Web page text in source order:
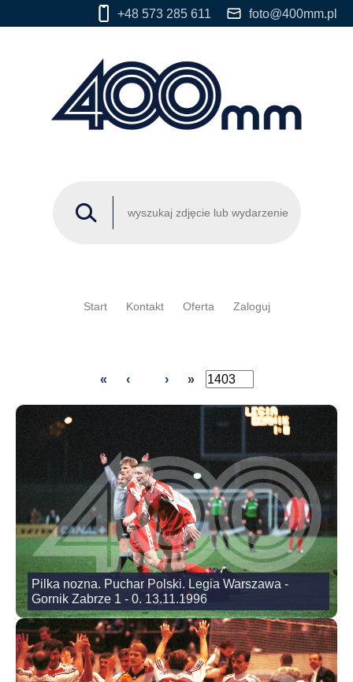
+48 573 285 611 foto@400mm.pl
Start Kontakt Oferta Zaloguj
« ‹ › »
Pilka nozna. Puchar Polski. Legia Warszawa -
Gornik Zabrze 1 - 0. 13.11.1996